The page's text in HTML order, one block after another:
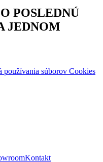
POSLEDNÚ
JEDNOM
používania súborov Cookies
Kontakt